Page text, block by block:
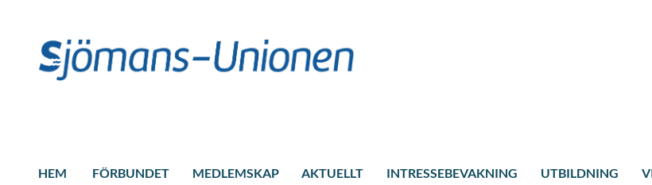
HEM FÖRBUNDET MEDLEMSKAP AKTUELLT INTRESSEBEVAKNING UTBILDNING